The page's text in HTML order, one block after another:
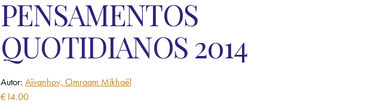
PENSAMENTOS
QUOTIDIANOS 2014
Autor: Aïvanhov, Omraam Mikhaël
€14.00